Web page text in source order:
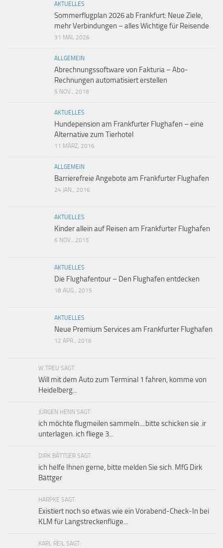
AKTUELLES
Sommerflugplan 2026 ab Frankfurt: Neue Ziele,
mehr Verbindungen – alles Wichtige für Reisende
31 MAI, 2026
ALLGEMEIN
Abrechnungssoftware von Fakturia – Abo-
Rechnungen automatisiert erstellen
5 NOV., 2018
AKTUELLES
Hundepension am Frankfurter Flughafen – eine
Alternative zum Tierhotel
11 MÄRZ, 2016
ALLGEMEIN
Barrierefreie Angebote am Frankfurter Flughafen
24 JAN., 2016
AKTUELLES
Kinder allein auf Reisen am Frankfurter Flughafen
6 NOV., 2015
AKTUELLES
Die Flughafentour – Den Flughafen entdecken
18 AUG., 2015
AKTUELLES
Neue Premium Services am Frankfurter Flughafen
12 APR., 2016
W.TREU SAGT:
Will mit dem Auto zum Terminal 1 fahren, komme von
Heidelberg...
JÜRGEN HENN SAGT:
ich möchte flugmeilen sammeln....bitte schicken sie .ir
unterlagen. ich fliege 3...
DIRK BÄTTGER SAGT:
ich helfe Ihnen gerne, bitte melden Sie sich. MfG Dirk
Bättger
HARPKE SAGT:
Existiert noch so etwas wie ein Vorabend-Check-In bei
KLM für Langstreckenflüge...
KARL REIL SAGT: